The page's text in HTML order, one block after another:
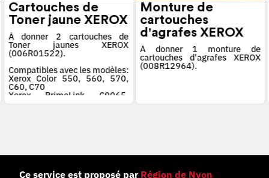
Cartouches de
Toner jaune XEROX
À donner 2 cartouches de
Toner jaunes XEROX
(006R01522).
Compatibles avec les modèles:
Xerox Color 550, 560, 570,
C60, C70
Xerox PrimeLink C9065,
C9070
Monture de
cartouches
d'agrafes XEROX
À donner 1 monture de
cartouches d'agrafes XEROX
(008R12964).
Ce service est proposé par Région de Nyon